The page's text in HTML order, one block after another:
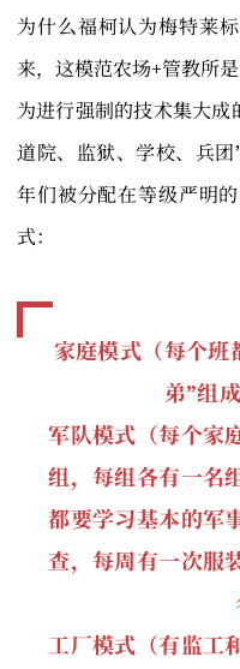
为什么福柯认为梅特莱
来，这模范农场+管教所
为进行强制的技术集大成
道院、监狱、学校、兵
年们被分配在等级严明
式：
家庭模式（每个班
弟”组
军队模式（每个家
组，每组各有一名
都要学习基本的军
查，每周有一次服
工厂模式（有监工